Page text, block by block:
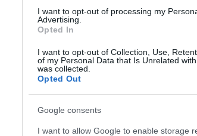
I want to opt-out of processing my
Advertising.
Opted In
I want to opt-out of Collection, Use,
of my Personal Data that Is Unrelated
was collected.
Opted Out
Google consents
I want to allow Google to enable storage